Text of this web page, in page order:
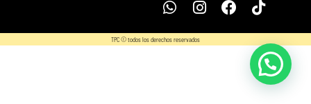
TPC © todos los derechos reservados